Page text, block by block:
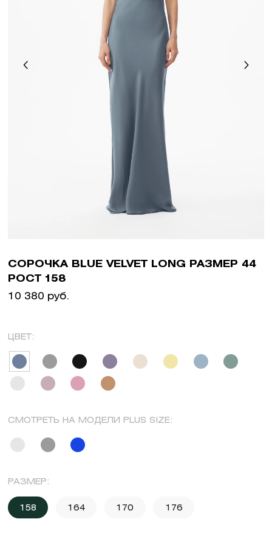
СОРОЧКА BLUE VELVET LONG РАЗМЕР 44
РОСТ 158
10 380 руб.
ЦВЕТ:
СМОТРЕТЬ НА МОДЕЛИ PLUS SIZE:
РАЗМЕР:
158 164 170 176